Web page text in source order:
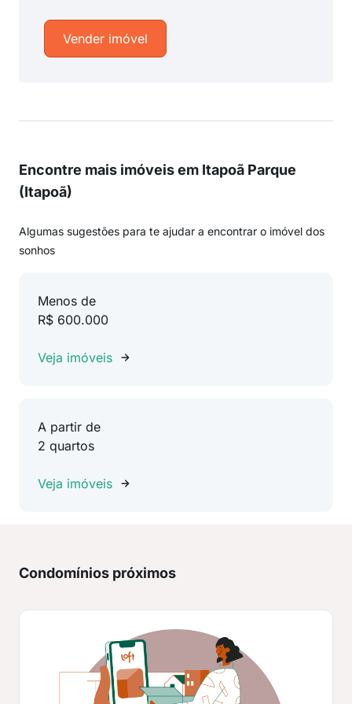
Vender imóvel
Encontre mais imóveis em Itapoã Parque
(Itapoã)
Algumas sugestões para te ajudar a encontrar o imóvel dos
sonhos
Menos de
R$ 600.000
Veja imóveis
A partir de
2 quartos
Veja imóveis
Condomínios próximos